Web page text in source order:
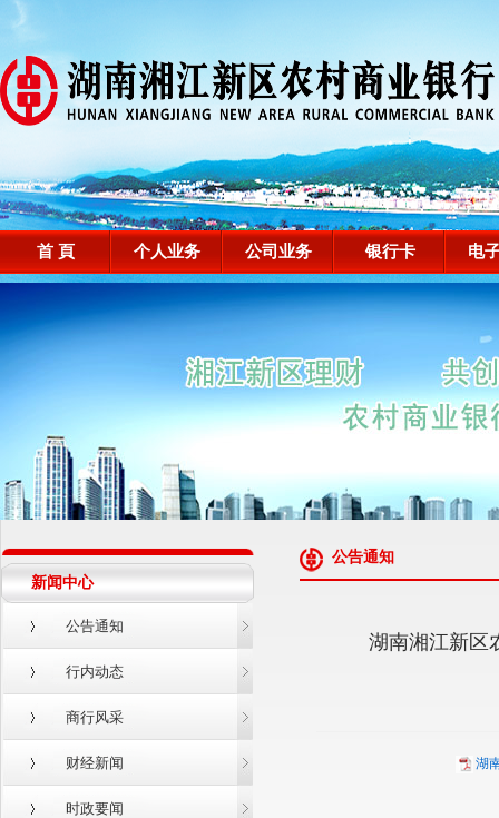
首 頁 个人业务 公司业务 银行卡 电
新闻中心
公告通知
行内动态
商行风采
财经新闻
时政要闻
公告通知
湖南湘江新区
湖